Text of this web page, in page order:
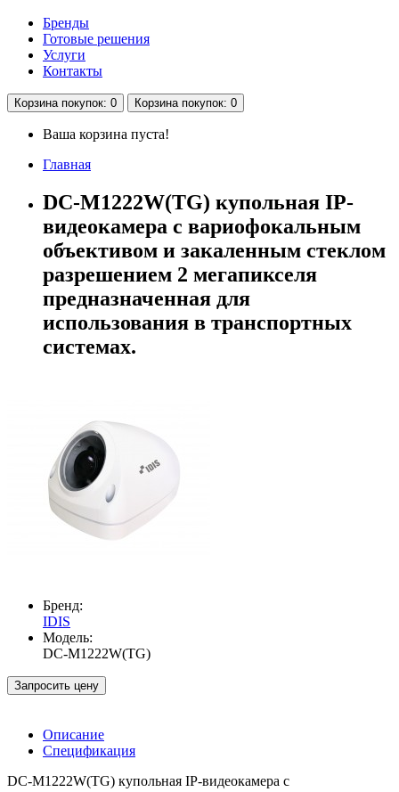
Бренды
Готовые решения
Услуги
Контакты
Корзинапокупок: 0 Корзинапокупок: 0
Ваша корзина пуста!
Главная
DC-M1222W(TG) купольная IP-
видеокамера с вариофокальным
объективом и закаленным стеклом
разрешением 2 мегапикселя
предназначенная для
использования в транспортных
системах.
Бренд:
IDIS
Модель:
DC-M1222W(TG)
Запросить цену
Описание
Спецификация
DC-M1222W(TG) купольная IP-видеокамера с